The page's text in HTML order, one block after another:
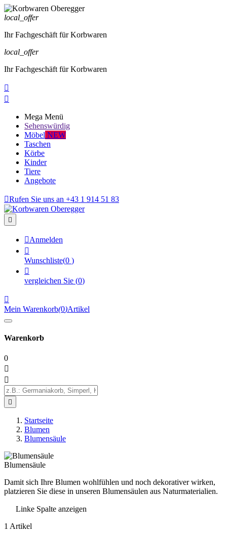
local_offer
Ihr Fachgeschäft für Korbwaren
local_offer
Ihr Fachgeschäft für Korbwaren


Mega Menü
Sehenswürdig
Möbel NEW
Taschen
Körbe
Kinder
Tiere
Angebote
Rufen Sie uns an +43 1 914 51 83

Anmelden

Wunschliste(0 )

vergleichen Sie (0)

Mein Warenkorb(0)Artikel
Warenkorb
0



Startseite
Blumen
Blumensäule
Blumensäule
Damit sich Ihre Blumen wohlfühlen und noch dekorativer wirken,
platzieren Sie diese in unseren Blumensäulen aus Naturmaterialien.
Linke Spalte anzeigen
1 Artikel